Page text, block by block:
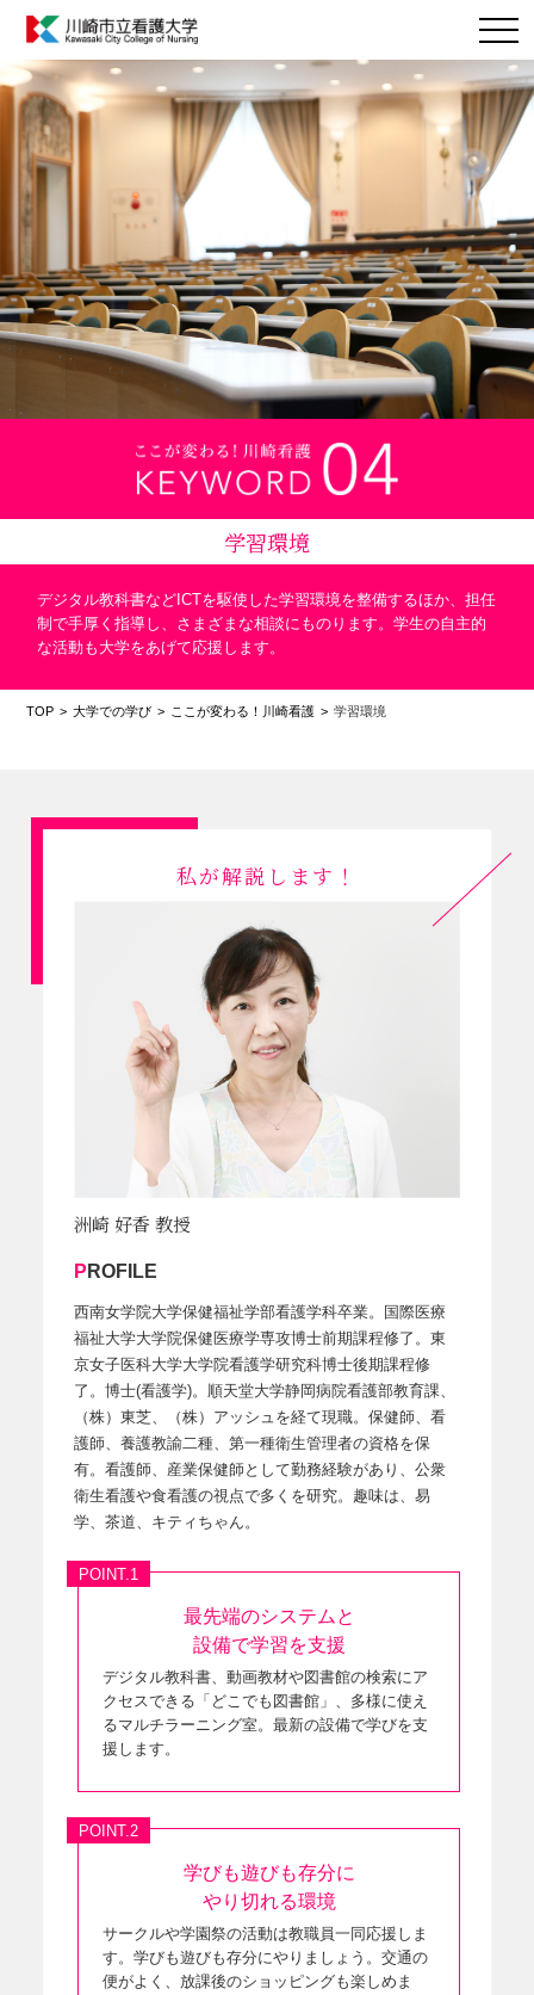
学習環境
デジタル教科書などICTを駆使した学習環境を整備するほか、担任
制で手厚く指導し、さまざまな相談にものります。学生の自主的
な活動も大学をあげて応援します。
TOP 大学での学び ここが変わる！川崎看護 学習環境
私が解説します！
洲崎 好香 教授
PROFILE
西南女学院大学保健福祉学部看護学科卒業。国際医療
福祉大学大学院保健医療学専攻博士前期課程修了。東
京女子医科大学大学院看護学研究科博士後期課程修
了。博士(看護学)。順天堂大学静岡病院看護部教育課、
（株）東芝、（株）アッシュを経て現職。保健師、看
護師、養護教諭二種、第一種衛生管理者の資格を保
有。看護師、産業保健師として勤務経験があり、公衆
衛生看護や食看護の視点で多くを研究。趣味は、易
学、茶道、キティちゃん。
POINT.1
最先端のシステムと
設備で学習を支援
デジタル教科書、動画教材や図書館の検索にア
クセスできる「どこでも図書館」、多様に使え
るマルチラーニング室。最新の設備で学びを支
援します。
POINT.2
学びも遊びも存分に
やり切れる環境
サークルや学園祭の活動は教職員一同応援しま
す。学びも遊びも存分にやりましょう。交通の
便がよく、放課後のショッピングも楽しめま